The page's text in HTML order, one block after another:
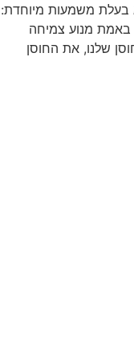
בעלת משמעות מיוחדת:
באמת מנוע צמיחה
שלנו, את החוסן